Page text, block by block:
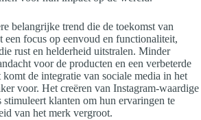
belangrijke trend die de toekomst van
focus op eenvoud en functionaliteit,
rust en helderheid uitstralen. Minder
voor de producten en een verbeterde
de integratie van sociale media in het
voor. Het creëren van Instagram-waardige
klanten om hun ervaringen te
van het merk vergroot.